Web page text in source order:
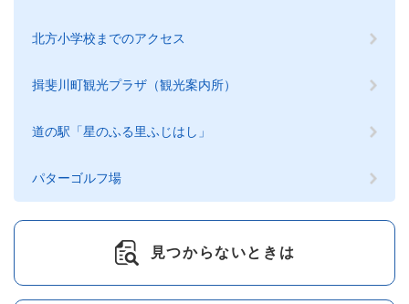
北方小学校までのアクセス
揖斐川町観光プラザ（観光案内所）
道の駅「星のふる里ふじはし」
パターゴルフ場
見つからないときは